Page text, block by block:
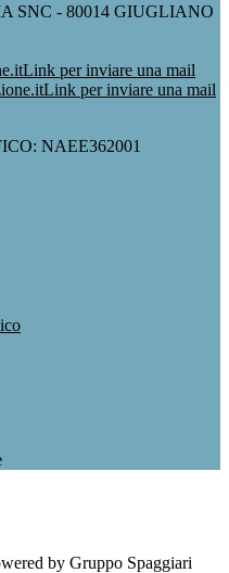
SNC - 80014 GIUGLIANO
Link per inviare una mail
Link per inviare una mail
NAEE362001
by Gruppo Spaggiari